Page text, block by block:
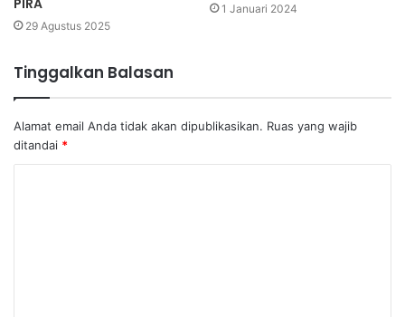
29 Agustus 2025
1 Januari 2024
Tinggalkan Balasan
Alamat email Anda tidak akan dipublikasikan. Ruas yang wajib
ditandai *